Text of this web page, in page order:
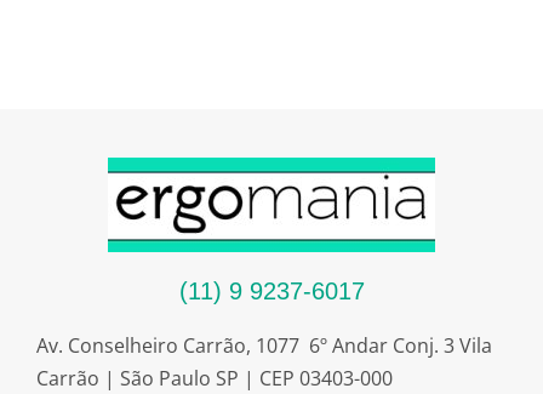
(11) 9 9237-6017
Av. Conselheiro Carrão, 1077 6º Andar Conj. 3 Vila
Carrão | São Paulo SP | CEP 03403-000